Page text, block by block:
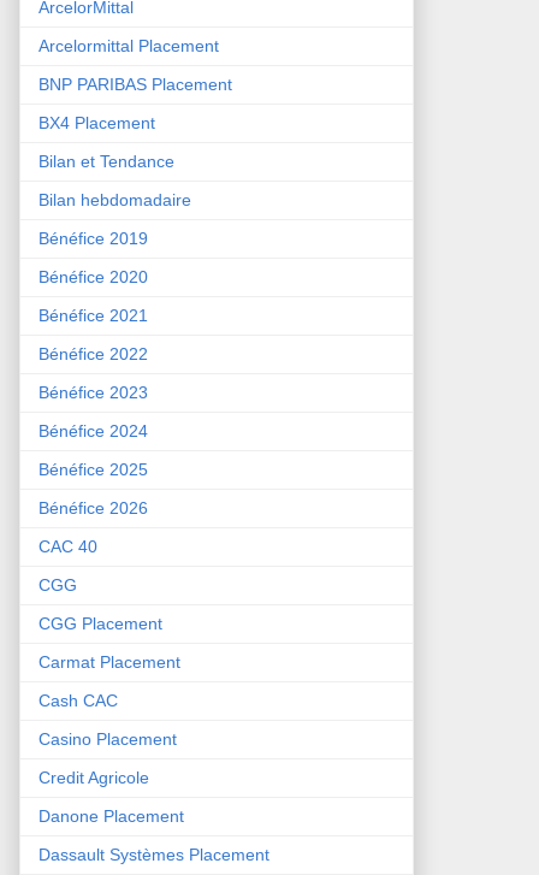
ArcelorMittal
Arcelormittal Placement
BNP PARIBAS Placement
BX4 Placement
Bilan et Tendance
Bilan hebdomadaire
Bénéfice 2019
Bénéfice 2020
Bénéfice 2021
Bénéfice 2022
Bénéfice 2023
Bénéfice 2024
Bénéfice 2025
Bénéfice 2026
CAC 40
CGG
CGG Placement
Carmat Placement
Cash CAC
Casino Placement
Credit Agricole
Danone Placement
Dassault Systèmes Placement